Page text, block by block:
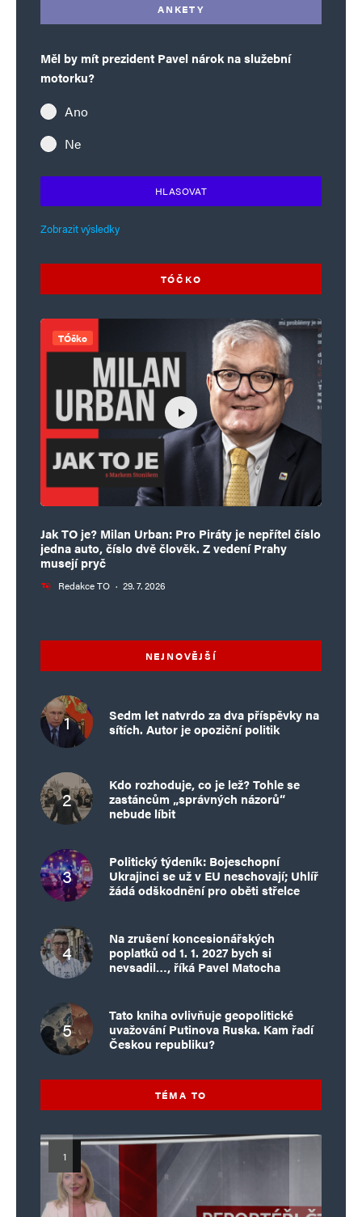
ANKETY
Měl by mít prezident Pavel nárok na služební
motorku?
Ano
Ne
HLASOVAT
Zobrazit výsledky
TÓČKO
TÓčko
Jak TO je? Milan Urban: Pro Piráty je nepřítel číslo
jedna auto, číslo dvě člověk. Z vedení Prahy
musejí pryč
Redakce TO · 29. 7. 2026
NEJNOVĚJŠÍ
Sedm let natvrdo za dva příspěvky na
sítích. Autor je opoziční politik
Kdo rozhoduje, co je lež? Tohle se
zastáncům „správných názorů“
nebude líbit
Politický týdeník: Bojeschopní
Ukrajinci se už v EU neschovají; Uhlíř
žádá odškodnění pro oběti střelce
Na zrušení koncesionářských
poplatků od 1. 1. 2027 bych si
nevsadil…, říká Pavel Matocha
Tato kniha ovlivňuje geopolitické
uvažování Putinova Ruska. Kam řadí
Českou republiku?
TÉMA TO